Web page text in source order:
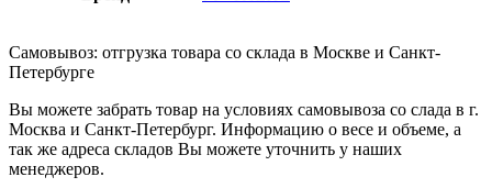
Самовывоз: отгрузка товара со склада в Москве и Санкт-
Петербурге
Вы можете забрать товар на условиях самовывоза со слада в г.
Москва и Санкт-Петербург. Информацию о весе и объеме, а
так же адреса складов Вы можете уточнить у наших
менеджеров.